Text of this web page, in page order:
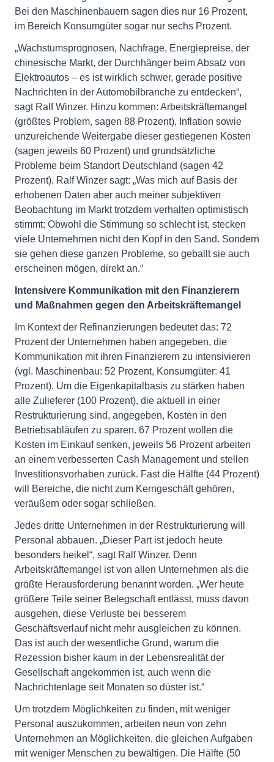
Bei den Maschinenbauern sagen dies nur 16 Prozent,
im Bereich Konsumgüter sogar nur sechs Prozent.
„Wachstumsprognosen, Nachfrage, Energiepreise, der
chinesische Markt, der Durchhänger beim Absatz von
Elektroautos – es ist wirklich schwer, gerade positive
Nachrichten in der Automobilbranche zu entdecken“,
sagt Ralf Winzer. Hinzu kommen: Arbeitskräftemangel
(größtes Problem, sagen 88 Prozent), Inflation sowie
unzureichende Weitergabe dieser gestiegenen Kosten
(sagen jeweils 60 Prozent) und grundsätzliche
Probleme beim Standort Deutschland (sagen 42
Prozent). Ralf Winzer sagt: „Was mich auf Basis der
erhobenen Daten aber auch meiner subjektiven
Beobachtung im Markt trotzdem verhalten optimistisch
stimmt: Obwohl die Stimmung so schlecht ist, stecken
viele Unternehmen nicht den Kopf in den Sand. Sondern
sie gehen diese ganzen Probleme, so geballt sie auch
erscheinen mögen, direkt an.“
Intensivere Kommunikation mit den Finanzierern
und Maßnahmen gegen den Arbeitskräftemangel
Im Kontext der Refinanzierungen bedeutet das: 72
Prozent der Unternehmen haben angegeben, die
Kommunikation mit ihren Finanzierern zu intensivieren
(vgl. Maschinenbau: 52 Prozent, Konsumgüter: 41
Prozent). Um die Eigenkapitalbasis zu stärken haben
alle Zulieferer (100 Prozent), die aktuell in einer
Restrukturierung sind, angegeben, Kosten in den
Betriebsabläufen zu sparen. 67 Prozent wollen die
Kosten im Einkauf senken, jeweils 56 Prozent arbeiten
an einem verbesserten Cash Management und stellen
Investitionsvorhaben zurück. Fast die Hälfte (44 Prozent)
will Bereiche, die nicht zum Kerngeschäft gehören,
veräußern oder sogar schließen.
Jedes dritte Unternehmen in der Restrukturierung will
Personal abbauen. „Dieser Part ist jedoch heute
besonders heikel“, sagt Ralf Winzer. Denn
Arbeitskräftemangel ist von allen Unternehmen als die
größte Herausforderung benannt worden. „Wer heute
größere Teile seiner Belegschaft entlässt, muss davon
ausgehen, diese Verluste bei besserem
Geschäftsverlauf nicht mehr ausgleichen zu können.
Das ist auch der wesentliche Grund, warum die
Rezession bisher kaum in der Lebensrealität der
Gesellschaft angekommen ist, auch wenn die
Nachrichtenlage seit Monaten so düster ist.“
Um trotzdem Möglichkeiten zu finden, mit weniger
Personal auszukommen, arbeiten neun von zehn
Unternehmen an Möglichkeiten, die gleichen Aufgaben
mit weniger Menschen zu bewältigen. Die Hälfte (50